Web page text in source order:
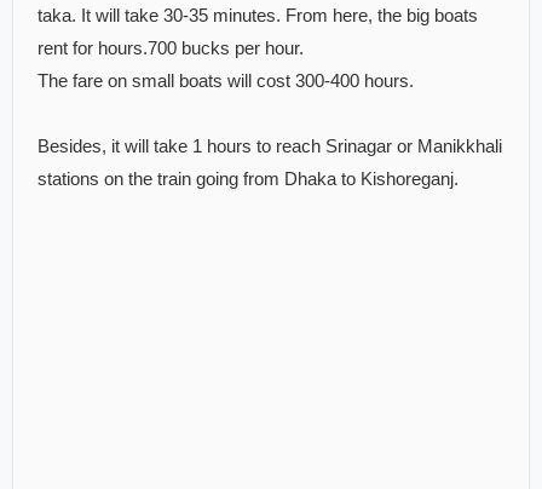
taka. It will take 30-35 minutes. From here, the big boats
rent for hours.700 bucks per hour.
The fare on small boats will cost 300-400 hours.
Besides, it will take 1 hours to reach Srinagar or Manikkhali
stations on the train going from Dhaka to Kishoreganj.